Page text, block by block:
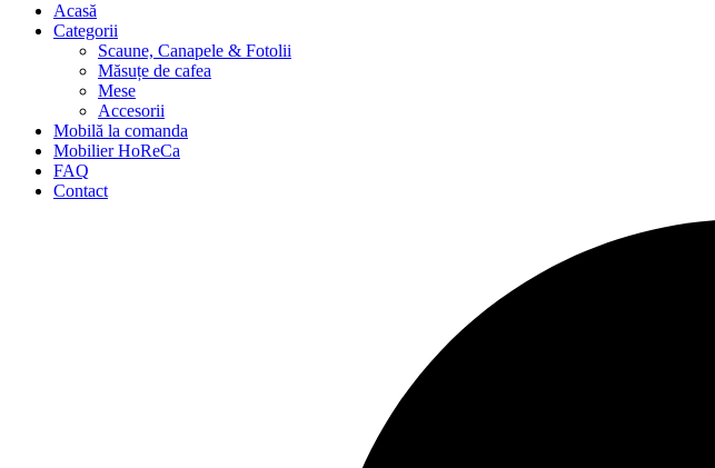
Acasă
Categorii
Scaune, Canapele & Fotolii
Măsuțe de cafea
Mese
Accesorii
Mobilă la comanda
Mobilier HoReCa
FAQ
Contact